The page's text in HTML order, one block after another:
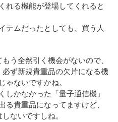
れる機能が登場してくれると
テムだったとしても、買う人
う全然引く機会がないので、
ず新規貴重品の欠片になる機
ゃないですかね。
かなかった「量子通信機」
る貴重品になってますけど、
ないですしね。